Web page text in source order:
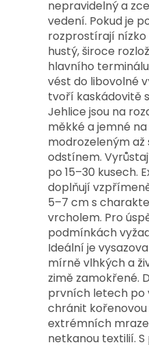
nepravidelný a
vedení. Pokud je
rozprostírají
hustý, široce
hlavního
vést do libovolné
tvoří kaskádovitě
Jehlice jsou na
měkké a jemné
modrozeleným
odstínem.
po 15–30 kusech.
doplňují
5–7 cm s
vrcholem. Pro
podmínkách
Ideální je
mírně vlhkých a
zimě zamokřené.
prvních letech po
chránit
extrémních
netkanou textilií.